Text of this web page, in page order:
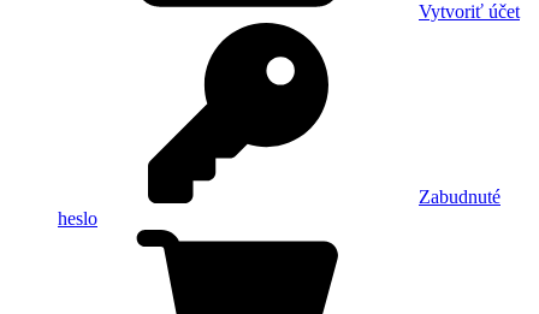
Vytvoriť účet
Zabudnuté
heslo